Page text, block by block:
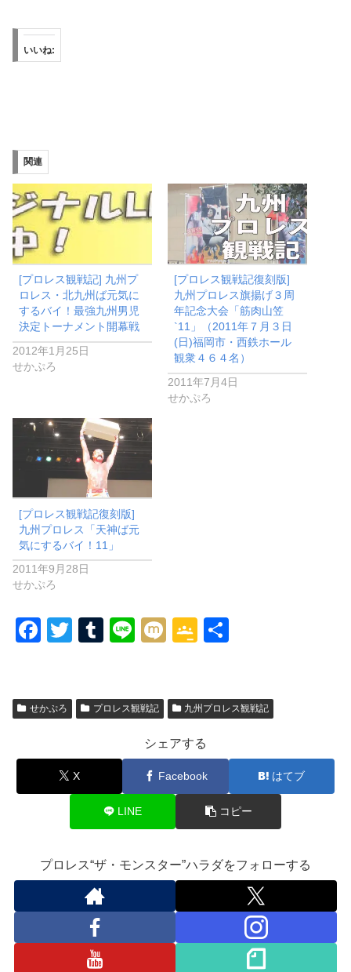
いいね:
関連
[プロレス観戦記] 九州プ
ロレス・北九州ば元気に
するバイ！最強九州男児
決定トーナメント開幕戦
2012年1月25日
せかぷろ
[プロレス観戦記復刻版]
九州プロレス旗揚げ３周
年記念大会「筋肉山笠
`11」（2011年７月３日
(日)福岡市・西鉄ホール
観衆４６４名）
2011年7月4日
せかぷろ
[プロレス観戦記復刻版]
九州プロレス「天神ば元
気にするバイ！11」
2011年9月28日
せかぷろ
F
e
o
T
er
T
bl
Li
M
G
gl
Cl
a
ss
ro
o
m
せかぷろ プロレス観戦記 九州プロレス観戦記
シェアする
X Facebook はてブ
LINE コピー
プロレス“ザ・モンスター”ハラダをフォローする